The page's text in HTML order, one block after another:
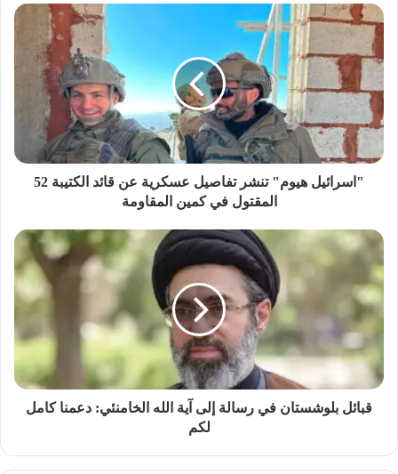
"اسرائيل هيوم" تنشر تفاصيل عسكرية عن قائد الكتيبة 52
المقتول في كمين المقاومة
قبائل بلوشستان في رسالة إلى آية الله الخامنئي: دعمنا كامل
لكم